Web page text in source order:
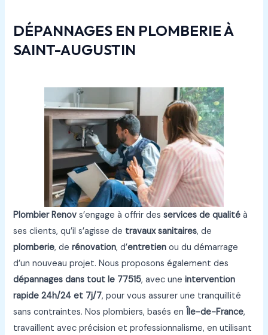
DÉPANNAGES EN PLOMBERIE À
SAINT-AUGUSTIN
Plombier Renov s’engage à offrir desservices de qualité à
ses clients, qu’il s’agisse de travaux sanitaires, de
plomberie, derénovation, d’entretien ou du démarrage
d’un nouveau projet. Nous proposons également des
dépannages dans tout le 77515, avec une intervention
rapide 24h/24 et 7j/7, pour vous assurer une tranquillité
sans contraintes. Nos plombiers, basés en Île-de-France,
travaillent avec précision et professionnalisme, en utilisant